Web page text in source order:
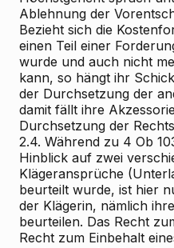
Ablehnung der
Bezieht sich die
einen Teil einer
wurde und auch nicht
kann, so hängt ihr
der Durchsetzung der
damit fällt ihre
Durchsetzung der
2.4. Während zu 4 Ob
Hinblick auf zwei
Klägeransprüche
beurteilt wurde, ist hier
der Klägerin, nämlich
beurteilen. Das Recht
Recht zum Einbehalt